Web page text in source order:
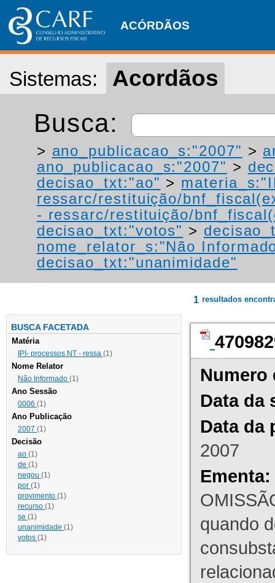
ACÓRDÃOS
Sistemas: Acordãos
Busca:
> ano_publicacao_s:"2007" >
ano_publicacao_s:"2007" >
decisao_txt:"ao" >
ressarc/restituição/
- ressarc/restituição/
decisao_txt:"votos" >
nome_relator_s:"Não
decisao_txt:"unanimidade"
BUSCA FACETADA
Matéria
IPI- processos NT - ressa (1)
Nome Relator
Não Informado (1)
Ano Sessão
0006 (1)
Ano Publicação
2007 (1)
Decisão
ao (1)
de (1)
negou (1)
por (1)
provimento (1)
recurso (1)
se (1)
unanimidade (1)
votos (1)
1 resultados
Numero
Data da
Data da
2007
Ementa:
quando